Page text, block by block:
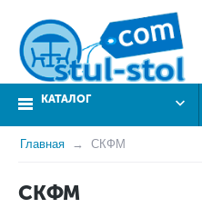
КАТАЛОГ
Главная СКФМ
СКФМ